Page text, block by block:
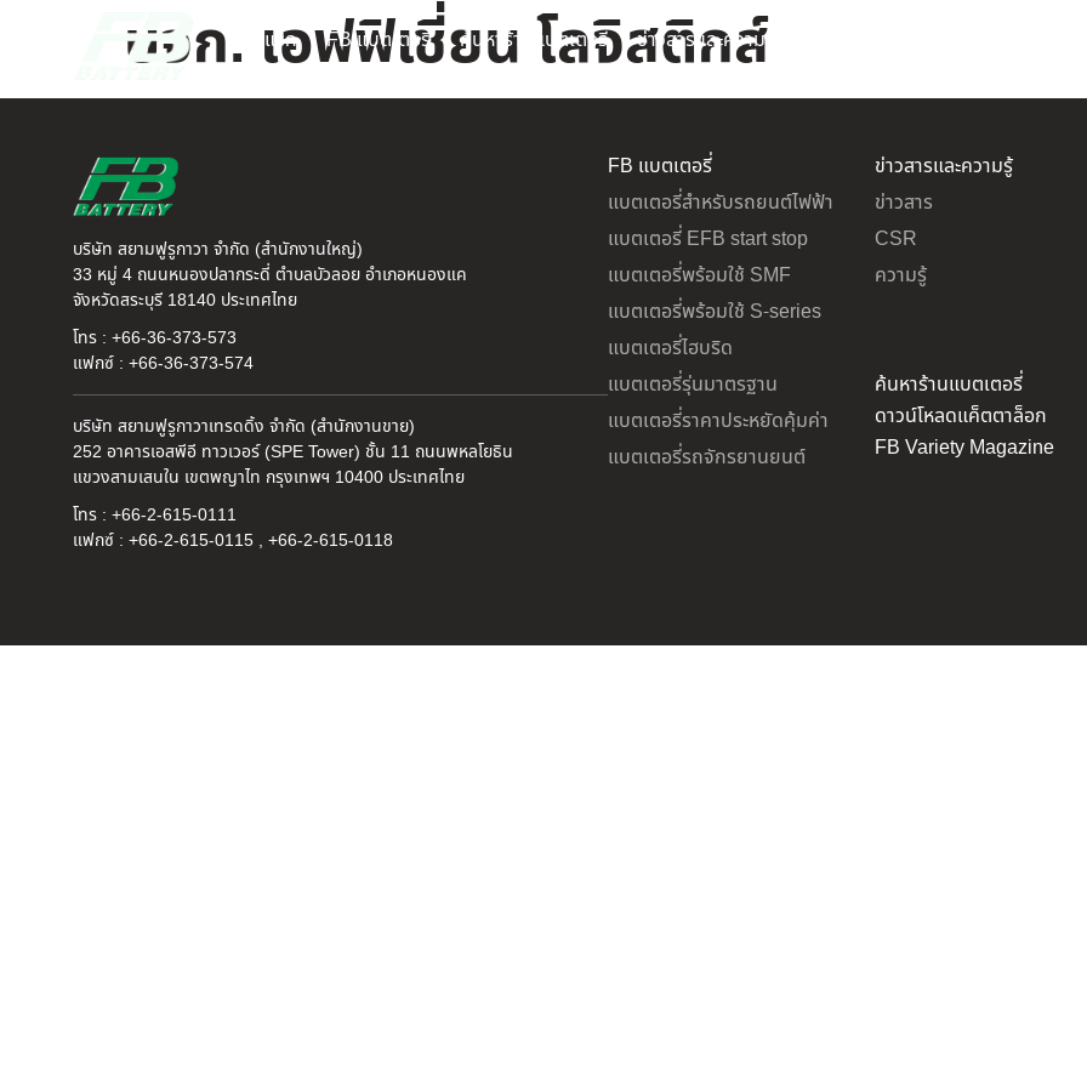
หน้าแรก FB แบตเตอรี่ ค้นหาร้านแบตเตอรี่ ข่าวสารและความรู้
บจก. เอฟฟิเชี่ยน โลจิสติกส์
บริษัท สยามฟูรูกาวา จำกัด (สำนักงานใหญ่)
33 หมู่ 4 ถนนหนองปลากระดี่ ตำบลบัวลอย อำเภอหนองแค
จังหวัดสระบุรี 18140 ประเทศไทย
โทร : +66-36-373-573
แฟกซ์ : +66-36-373-574
บริษัท สยามฟูรูกาวาเทรดดิ้ง จำกัด (สำนักงานขาย)
252 อาคารเอสพีอี ทาวเวอร์ (SPE Tower) ชั้น 11 ถนนพหลโยธิน
แขวงสามเสนใน เขตพญาไท กรุงเทพฯ 10400 ประเทศไทย
โทร : +66-2-615-0111
แฟกซ์ : +66-2-615-0115 , +66-2-615-0118
FB แบตเตอรี่
แบตเตอรี่สำหรับรถยนต์ไฟฟ้า
แบตเตอรี่ EFB start stop
แบตเตอรี่พร้อมใช้ SMF
แบตเตอรี่พร้อมใช้ S-series
แบตเตอรี่ไฮบริด
แบตเตอรี่รุ่นมาตรฐาน
แบตเตอรี่ราคาประหยัดคุ้มค่า
แบตเตอรี่รถจักรยานยนต์
ข่าวสารและความรู้
ข่าวสาร
CSR
ความรู้
ค้นหาร้านแบตเตอรี่
ดาวน์โหลดแค็ตตาล็อก
FB Variety Magazine